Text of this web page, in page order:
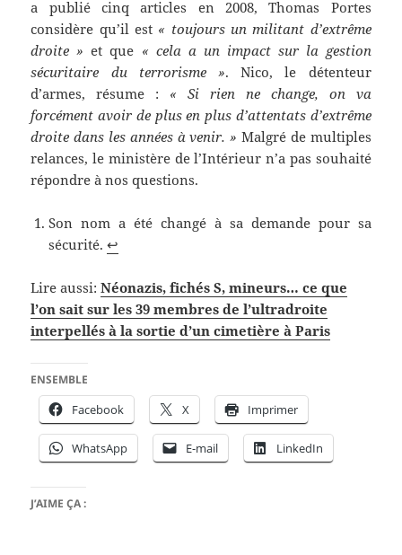
a publié cinq articles en 2008, Thomas Portes
considère qu’il est « toujours un militant d’extrême
droite » et que « cela a un impact sur la gestion
sécuritaire du terrorisme ». Nico, le détenteur
d’armes, résume : « Si rien ne change, on va
forcément avoir de plus en plus d’attentats d’extrême
droite dans les années à venir. » Malgré de multiples
relances, le ministère de l’Intérieur n’a pas souhaité
répondre à nos questions.
Son nom a été changé à sa demande pour sa
sécurité.↩︎
Lire aussi:Néonazis, fichés S, mineurs… ce que
l’on sait sur les 39 membres de l’ultradroite
interpellés à la sortie d’un cimetière à Paris
ENSEMBLE
Facebook X Imprimer
WhatsApp E-mail LinkedIn
J’AIME ÇA :